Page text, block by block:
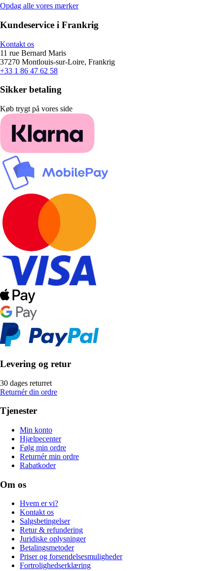
Opdag alle vores mærker
Kundeservice i Frankrig
Kontakt os
11 rue Bernard Maris
37270 Montlouis-sur-Loire, Frankrig
+33 1 86 47 62 58
Sikker betaling
Køb trygt på vores side
Levering og retur
30 dages returret
Returnér din ordre
Tjenester
Min konto
Hjælpecenter
Følg min ordre
Returnér min ordre
Rabatkoder
Om os
Hvem er vi?
Kontakt os
Salgsbetingelser
Retur & refundering
Juridiske oplysninger
Betalingsmetoder
Priser og forsendelsesmuligheder
Fortrolighedserklæring